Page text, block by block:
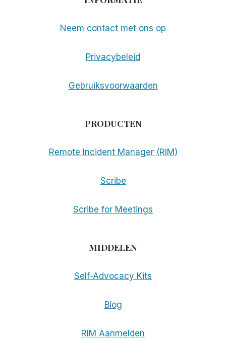
Neem contact met ons op
Privacybeleid
Gebruiksvoorwaarden
PRODUCTEN
Remote Incident Manager (RIM)
Scribe
Scribe for Meetings
MIDDELEN
Self-Advocacy Kits
Blog
RIM Aanmelden